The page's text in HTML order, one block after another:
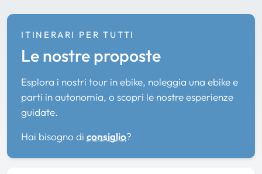
ITINERARI PER TUTTI
Le nostre proposte
Esplora i nostri tour in ebike, noleggia una ebike e
parti in autonomia, o scopri le nostre esperienze
guidate.
Hai bisogno di consiglio?